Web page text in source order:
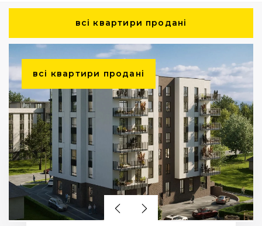
всі квартири продані
всі квартири продані